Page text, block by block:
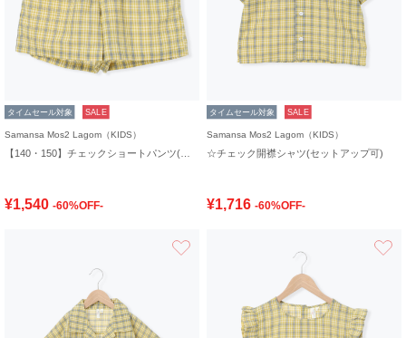
タイムセール対象 SALE
Samansa Mos2 Lagom（KIDS）
¥1,540 -60%OFF-
タイムセール対象 SALE
Samansa Mos2 Lagom（KIDS）
☆チェック開襟シャツ(セットアップ可)
¥1,716 -60%OFF-